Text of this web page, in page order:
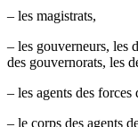
– les magistrats,
– les gouverneurs, les
des gouvernorats, les
– les agents des
– le corps des agents